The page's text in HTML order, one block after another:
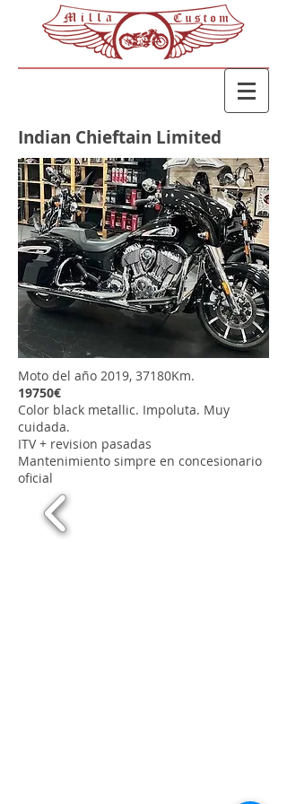
Indian Chieftain Limited
Moto del año 2019, 37180Km.
19750€
Color black metallic. Impoluta. Muy
cuidada.
ITV + revision pasadas
Mantenimiento simpre en concesionario
oficial